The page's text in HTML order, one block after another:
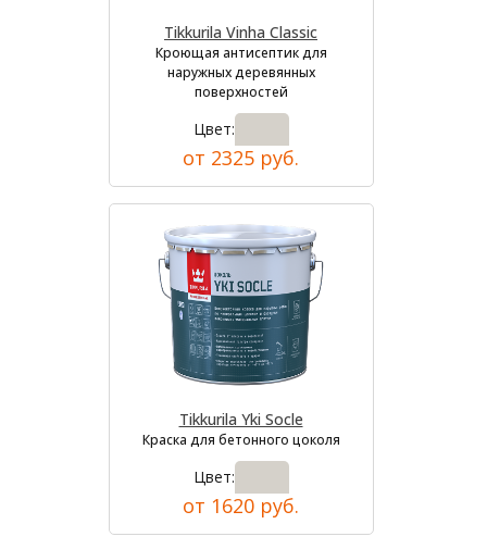
Tikkurila Vinha Classic
Кроющая антисептик для
наружных деревянных
поверхностей
Цвет:
от 2325 руб.
Tikkurila Yki Socle
Краска для бетонного цоколя
Цвет:
от 1620 руб.